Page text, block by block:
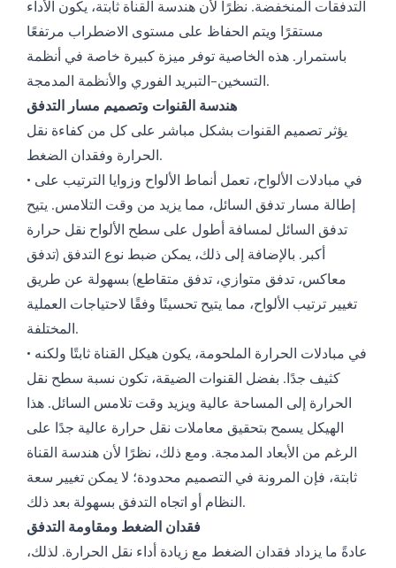
التدفقات المنخفضة. نظرًا لأن هندسة القناة ثابتة، يكون الأداء
مستقرًا ويتم الحفاظ على مستوى الاضطراب مرتفعًا
باستمرار. هذه الخاصية توفر ميزة كبيرة خاصة في أنظمة
التسخين-التبريد الفوري والأنظمة المدمجة.
هندسة القنوات وتصميم مسار التدفق
يؤثر تصميم القنوات بشكل مباشر على كل من كفاءة نقل
الحرارة وفقدان الضغط.
• في مبادلات الألواح، تعمل أنماط الألواح وزوايا الترتيب على
إطالة مسار تدفق السائل، مما يزيد من وقت التلامس. يتيح
تدفق السائل لمسافة أطول على سطح الألواح نقل حرارة
أكبر. بالإضافة إلى ذلك، يمكن ضبط نوع التدفق (تدفق
معاكس، تدفق متوازي، تدفق متقاطع) بسهولة عن طريق
تغيير ترتيب الألواح، مما يتيح تحسينًا وفقًا لاحتياجات العملية
المختلفة.
• في مبادلات الحرارة الملحومة، يكون هيكل القناة ثابتًا ولكنه
كثيف جدًا. بفضل القنوات الضيقة، تكون نسبة سطح نقل
الحرارة إلى المساحة عالية ويزيد وقت تلامس السائل. هذا
الهيكل يسمح بتحقيق معاملات نقل حرارة عالية جدًا على
الرغم من الأبعاد المدمجة. ومع ذلك، نظرًا لأن هندسة القناة
ثابتة، فإن المرونة في التصميم محدودة؛ لا يمكن تغيير سعة
النظام أو اتجاه التدفق بسهولة بعد ذلك.
فقدان الضغط ومقاومة التدفق
عادةً ما يزداد فقدان الضغط مع زيادة أداء نقل الحرارة. لذلك،